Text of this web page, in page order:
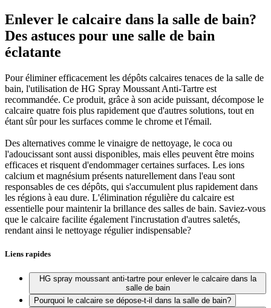
Enlever le calcaire dans la salle de bain?
Des astuces pour une salle de bain
éclatante
Pour éliminer efficacement les dépôts calcaires tenaces de la salle de
bain, l'utilisation de HG Spray Moussant Anti-Tartre est
recommandée. Ce produit, grâce à son acide puissant, décompose le
calcaire quatre fois plus rapidement que d'autres solutions, tout en
étant sûr pour les surfaces comme le chrome et l'émail.
Des alternatives comme le vinaigre de nettoyage, le coca ou
l'adoucissant sont aussi disponibles, mais elles peuvent être moins
efficaces et risquent d'endommager certaines surfaces. Les ions
calcium et magnésium présents naturellement dans l'eau sont
responsables de ces dépôts, qui s'accumulent plus rapidement dans
les régions à eau dure. L'élimination régulière du calcaire est
essentielle pour maintenir la brillance des salles de bain. Saviez-vous
que le calcaire facilite également l'incrustation d'autres saletés,
rendant ainsi le nettoyage régulier indispensable?
Liens rapides
HG spray moussant anti-tartre pour enlever le calcaire dans la
salle de bain
Pourquoi le calcaire se dépose-t-il dans la salle de bain?